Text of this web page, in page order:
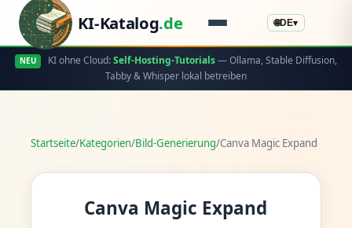
KI-Katalog.de 🌐DE▾
NEU KI ohne Cloud:Self-Hosting-Tutorials— Ollama, Stable Diffusion,
Tabby & Whisper lokal betreiben
Startseite/Kategorien/Bild-Generierung/Canva Magic Expand
Canva Magic Expand